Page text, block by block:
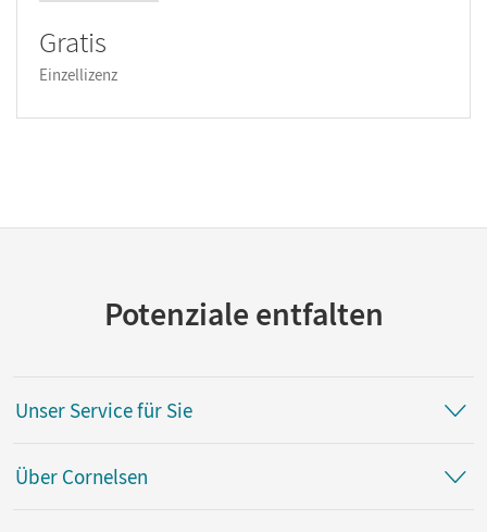
Gratis
Einzellizenz
Potenziale entfalten
Unser Service für Sie
Über Cornelsen